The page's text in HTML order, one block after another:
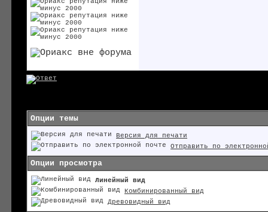
Опции темы
Версия для печати
Отправить по
Опции просмотра
Линейный вид
Комбинированный вид
Древовидный вид